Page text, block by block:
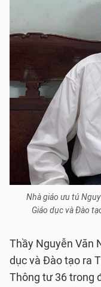
Nhà giáo ưu tú
Giáo dục và Đào
Thầy Nguyễn Văn
dục và Đào tạo ra
Thông tư 36 trong